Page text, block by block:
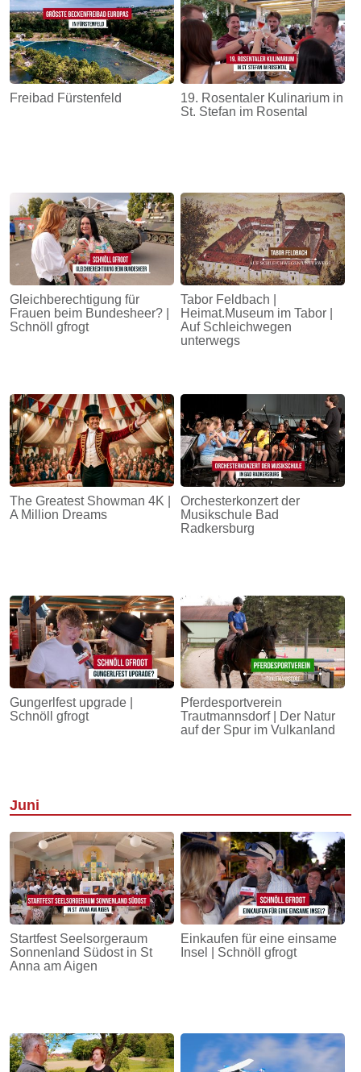
Freibad Fürstenfeld
19. Rosentaler Kulinarium in
St. Stefan im Rosental
Gleichberechtigung für
Frauen beim Bundesheer? |
Schnöll gfrogt
Tabor Feldbach |
Heimat.Museum im Tabor |
Auf Schleichwegen
unterwegs
The Greatest Showman 4K |
A Million Dreams
Orchesterkonzert der
Musikschule Bad
Radkersburg
Gungerlfest upgrade |
Schnöll gfrogt
Pferdesportverein
Trautmannsdorf | Der Natur
auf der Spur im Vulkanland
Juni
Startfest Seelsorgeraum
Sonnenland Südost in St
Anna am Aigen
Einkaufen für eine einsame
Insel | Schnöll gfrogt